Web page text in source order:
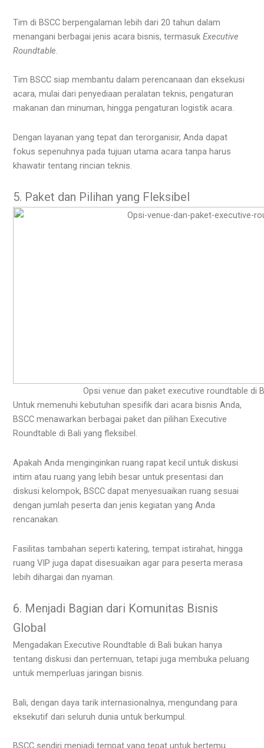
Tim di BSCC berpengalaman lebih dari 20 tahun dalam
menangani berbagai jenis acara bisnis, termasukExecutive
Roundtable.
Tim BSCC siap membantu dalam perencanaan dan eksekusi
acara, mulai dari penyediaan peralatan teknis, pengaturan
makanan dan minuman, hingga pengaturan logistik acara.
Dengan layanan yang tepat dan terorganisir, Anda dapat
fokus sepenuhnya pada tujuan utama acara tanpa harus
khawatir tentang rincian teknis.
5. Paket dan Pilihan yang Fleksibel
Opsi venue dan paket executive roundtable di
Untuk memenuhi kebutuhan spesifik dari acara bisnis Anda,
BSCC menawarkan berbagai paket dan pilihan Executive
Roundtable di Bali yang fleksibel.
Apakah Anda menginginkan ruang rapat kecil untuk diskusi
intim atau ruang yang lebih besar untuk presentasi dan
diskusi kelompok, BSCC dapat menyesuaikan ruang sesuai
dengan jumlah peserta dan jenis kegiatan yang Anda
rencanakan.
Fasilitas tambahan seperti katering, tempat istirahat, hingga
ruang VIP juga dapat disesuaikan agar para peserta merasa
lebih dihargai dan nyaman.
6. Menjadi Bagian dari Komunitas Bisnis
Global
Mengadakan Executive Roundtable di Bali bukan hanya
tentang diskusi dan pertemuan, tetapi juga membuka peluang
untuk memperluas jaringan bisnis.
Bali, dengan daya tarik internasionalnya, mengundang para
eksekutif dari seluruh dunia untuk berkumpul.
BSCC sendiri menjadi tempat yang tepat untuk bertemu